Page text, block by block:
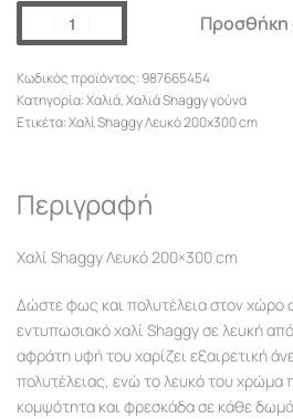
Προσθήκη
987665454
Κατηγορία:Χαλιά,Χαλιά Shaggy γούνα
Ετικέτα:Χαλί Shaggy Λευκό 200x300 cm
Περιγραφή
Χαλί Shaggy Λευκό 200×300 cm
Δώστε φως και πολυτέλεια στον χώρο
εντυπωσιακό χαλί Shaggy σε λευκή
αφράτη υφή του χαρίζει εξαιρετική
πολυτέλειας, ενώ το λευκό του χρώμα
κομψότητα και φρεσκάδα σε κάθε